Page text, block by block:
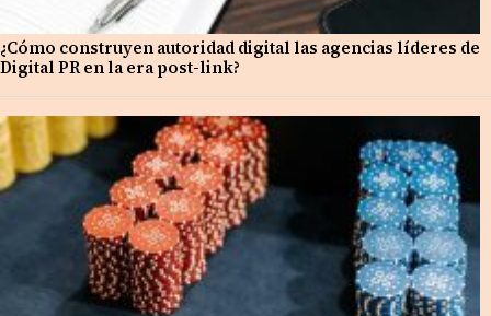
¿Cómo construyen autoridad digital las agencias líderes de
Digital PR en la era post-link?